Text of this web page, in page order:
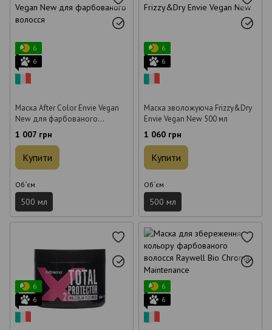
6
6
Маска After Color Envie Vegan
New для фарбованого
волосся 500 мл
1 007 грн
Купити
Об`єм
500 мл
6
6
Маска зволожуюча Frizzy&Dry
Envie Vegan New 500 мл
1 060 грн
Купити
Об`єм
500 мл
6
6
6
6